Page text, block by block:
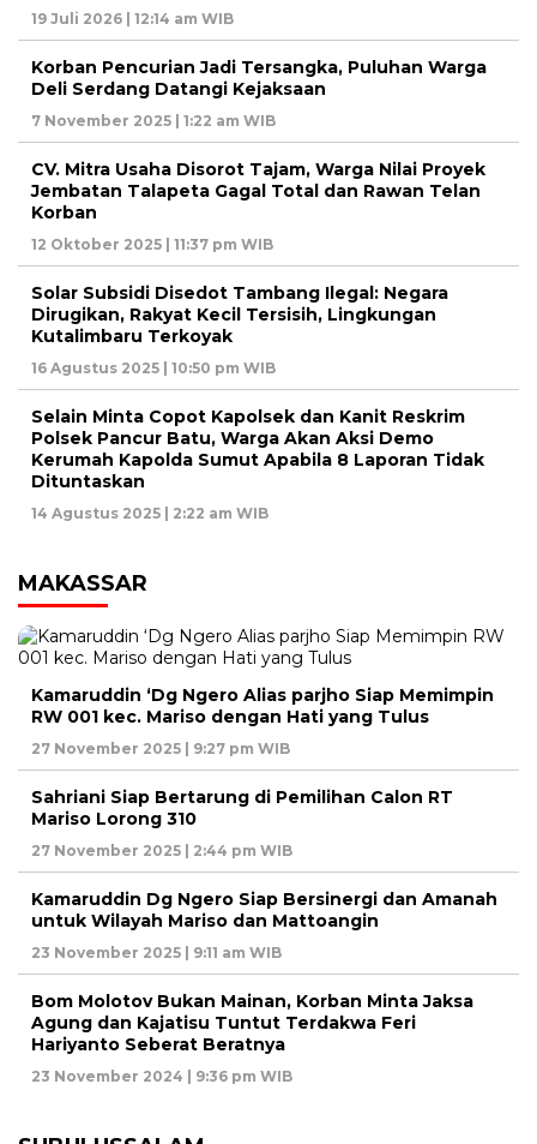
19 Juli 2026 | 12:14 am WIB
Korban Pencurian Jadi Tersangka, Puluhan Warga
Deli Serdang Datangi Kejaksaan
7 November 2025 | 1:22 am WIB
CV. Mitra Usaha Disorot Tajam, Warga Nilai Proyek
Jembatan Talapeta Gagal Total dan Rawan Telan
Korban
12 Oktober 2025 | 11:37 pm WIB
Solar Subsidi Disedot Tambang Ilegal: Negara
Dirugikan, Rakyat Kecil Tersisih, Lingkungan
Kutalimbaru Terkoyak
16 Agustus 2025 | 10:50 pm WIB
Selain Minta Copot Kapolsek dan Kanit Reskrim
Polsek Pancur Batu, Warga Akan Aksi Demo
Kerumah Kapolda Sumut Apabila 8 Laporan Tidak
Dituntaskan
14 Agustus 2025 | 2:22 am WIB
MAKASSAR
Kamaruddin ‘Dg Ngero Alias parjho Siap Memimpin
RW 001 kec. Mariso dengan Hati yang Tulus
27 November 2025 | 9:27 pm WIB
Sahriani Siap Bertarung di Pemilihan Calon RT
Mariso Lorong 310
27 November 2025 | 2:44 pm WIB
Kamaruddin Dg Ngero Siap Bersinergi dan Amanah
untuk Wilayah Mariso dan Mattoangin
23 November 2025 | 9:11 am WIB
Bom Molotov Bukan Mainan, Korban Minta Jaksa
Agung dan Kajatisu Tuntut Terdakwa Feri
Hariyanto Seberat Beratnya
23 November 2024 | 9:36 pm WIB